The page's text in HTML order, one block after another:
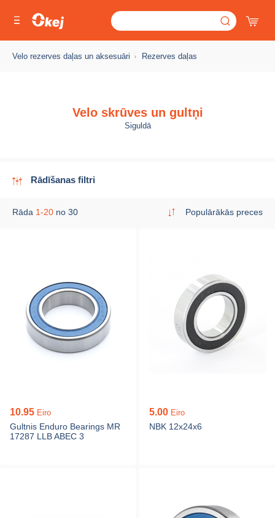
Velo rezerves daļas un aksesuāri Rezerves daļas
Velo skrūves un gultņi
Siguldā
Rādīšanas filtri
Rāda 1-20 no 30 Populārākās preces
10.95 Eiro
Gultnis Enduro Bearings MR
17287 LLB ABEC 3
5.00 Eiro
NBK 12x24x6